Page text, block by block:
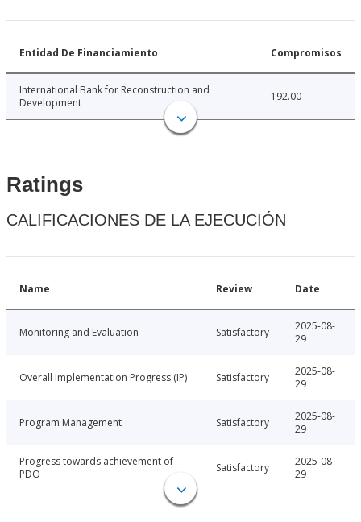
Entidad De Financiamiento Compromisos
International Bank for Reconstruction and
Development
192.00
Ratings
CALIFICACIONES DE LA EJECUCIÓN
Name Review Date
Monitoring and Evaluation Satisfactory
2025-08-
29
Overall Implementation Progress (IP) Satisfactory
2025-08-
29
Program Management Satisfactory
2025-08-
29
Progress towards achievement of
PDO
Satisfactory
2025-08-
29